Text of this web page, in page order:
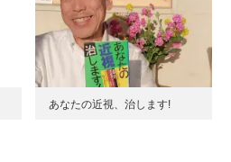
あなたの近視、治します!